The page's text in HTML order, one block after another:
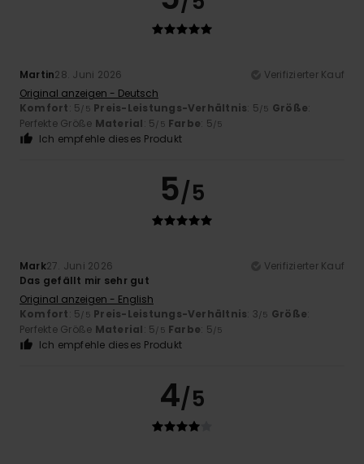
Martin28. Juni 2026
Verifizierter Kauf
Original anzeigen - Deutsch
Komfort: 5/5 Preis-Leistungs-Verhältnis: 5/5 Größe:
Perfekte Größe Material: 5/5 Farbe: 5/5
Ich empfehle dieses Produkt
5/5
Mark27. Juni 2026
Verifizierter Kauf
Das gefällt mir sehr gut
Original anzeigen - English
Komfort: 5/5 Preis-Leistungs-Verhältnis: 3/5 Größe:
Perfekte Größe Material: 5/5 Farbe: 5/5
Ich empfehle dieses Produkt
4/5